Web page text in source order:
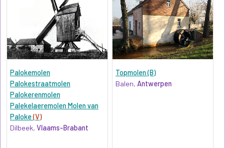
Palokemolen
Palokestraatmolen
Palokerenmolen
Palekelaeremolen Molen van
Paloke(V)
Dilbeek, Vlaams-Brabant
Topmolen (B)
Balen,Antwerpen